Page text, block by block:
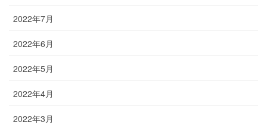
2022年7月
2022年6月
2022年5月
2022年4月
2022年3月